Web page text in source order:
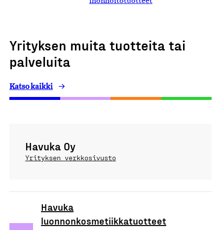
Yrityksen muita tuotteita tai
palveluita
Katso kaikki
Havuka Oy
Yrityksen verkkosivusto
Havuka
luonnonkosmetiikkatuotteet